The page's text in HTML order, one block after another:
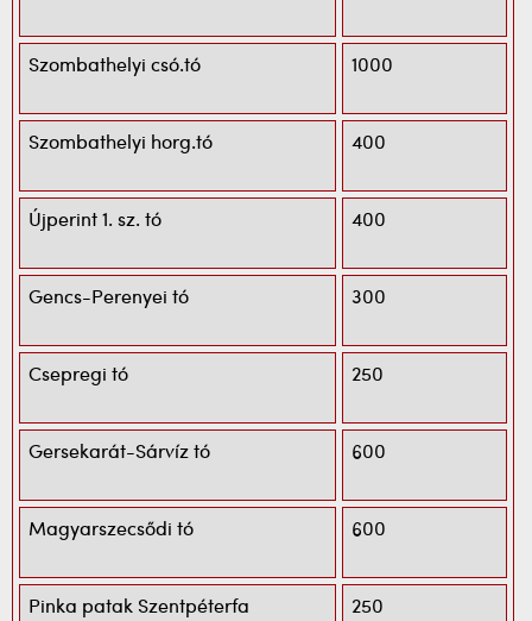
Szombathelyi csó.tó 1000
Szombathelyi horg.tó 400
Újperint 1. sz. tó 400
Gencs-Perenyei tó 300
Csepregi tó 250
Gersekarát-Sárvíz tó 600
Magyarszecsődi tó 600
Pinka patak Szentpéterfa 250